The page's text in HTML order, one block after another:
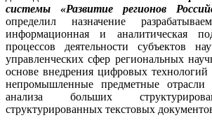
системы «Развитие регионов
определил назначение
информационная и аналитическая
процессов деятельности субъектов
управленческих сфер региональных
основе внедрения цифровых
непромышленные предметные отрасли
анализа больших
структурированных текстовых